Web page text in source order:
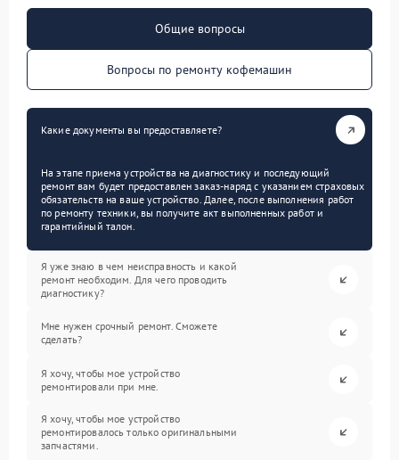
Общие вопросы
Вопросы по ремонту кофемашин
Какие документы вы предоставляете?
На этапе приема устройства на диагностику и последующий
ремонт вам будет предоставлен заказ-наряд с указанием страховых
обязательств на ваше устройство. Далее, после выполнения работ
по ремонту техники, вы получите акт выполненных работ и
гарантийный талон.
Я уже знаю в чем неисправность и какой
ремонт необходим. Для чего проводить
диагностику?
Мне нужен срочный ремонт. Сможете
сделать?
Я хочу, чтобы мое устройство
ремонтировали при мне.
Я хочу, чтобы мое устройство
ремонтировалось только оригинальными
запчастями.